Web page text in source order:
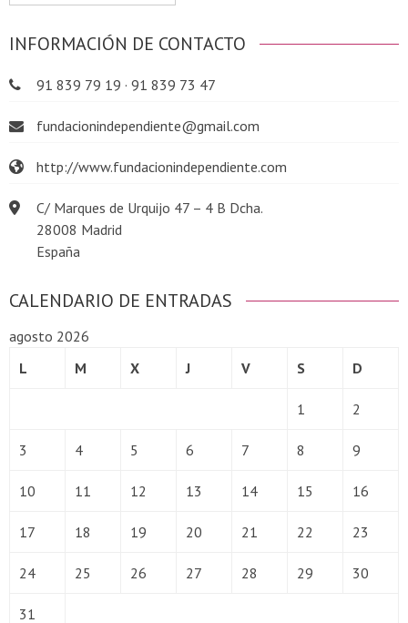
INFORMACIÓN DE CONTACTO
91 839 79 19 · 91 839 73 47
fundacionindependiente@gmail.com
http://www.fundacionindependiente.com
C/ Marques de Urquijo 47 – 4 B Dcha.
28008 Madrid
España
CALENDARIO DE ENTRADAS
agosto 2026
L
M X J V S D
1 2
3 4 5 6 7 8 9
10 11 12 13 14 15 16
17 18 19 20 21 22 23
24 25 26 27 28 29 30
31